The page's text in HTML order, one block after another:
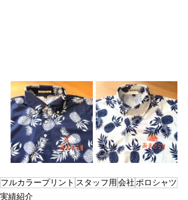
フルカラープリント スタッフ用 会社 ポロシャツ
実績紹介